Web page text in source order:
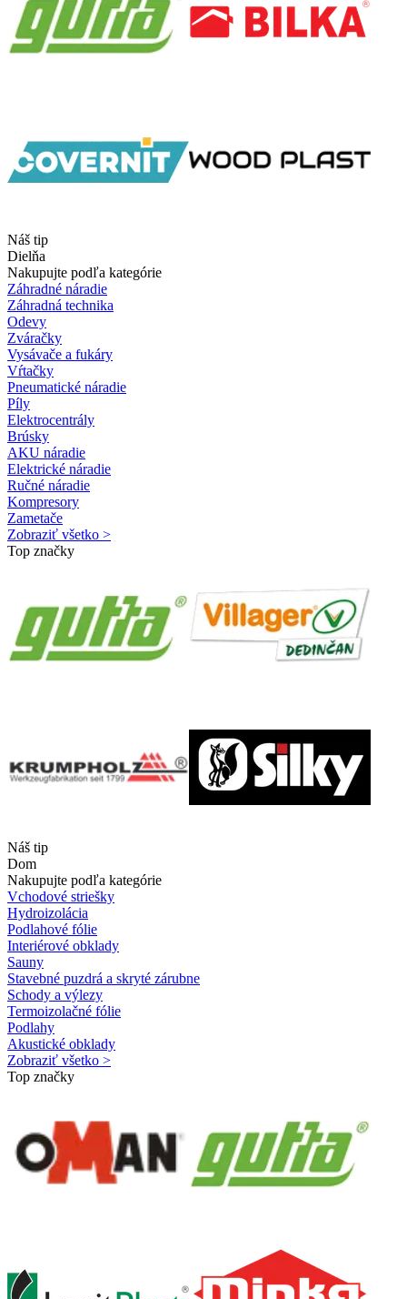
Náš tip
Dielňa
Nakupujte podľa kategórie
Záhradné náradie
Záhradná technika
Odevy
Zváračky
Vysávače a fukáry
Vŕtačky
Pneumatické náradie
Píly
Elektrocentrály
Brúsky
AKU náradie
Elektrické náradie
Ručné náradie
Kompresory
Zametače
Zobraziť všetko >
Top značky
Náš tip
Dom
Nakupujte podľa kategórie
Vchodové striešky
Hydroizolácia
Podlahové fólie
Interiérové obklady
Sauny
Stavebné puzdrá a skryté zárubne
Schody a výlezy
Termoizolačné fólie
Podlahy
Akustické obklady
Zobraziť všetko >
Top značky